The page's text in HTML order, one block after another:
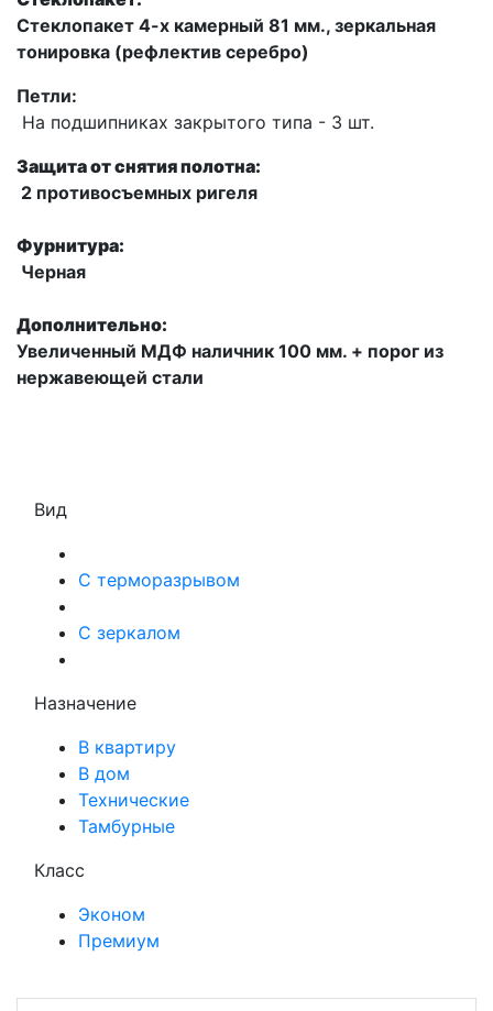
Стеклопакет 4-х камерный 81 мм., зеркальная
тонировка (рефлектив серебро)
Петли:
На подшипниках закрытого типа - 3 шт.
Защита от снятия полотна:
2 противосъемных ригеля
Фурнитура:
Черная
Дополнительно:
Увеличенный МДФ наличник 100 мм. + порог из
нержавеющей стали
Вид
С терморазрывом
С зеркалом
Назначение
В квартиру
В дом
Технические
Тамбурные
Класс
Эконом
Премиум